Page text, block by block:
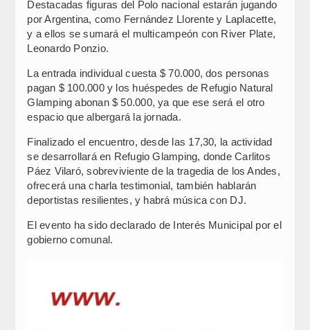
Destacadas figuras del Polo nacional estarán jugando
por Argentina, como Fernández Llorente y Laplacette,
y a ellos se sumará el multicampeón con River Plate,
Leonardo Ponzio.
La entrada individual cuesta $ 70.000, dos personas
pagan $ 100.000 y los huéspedes de Refugio Natural
Glamping abonan $ 50.000, ya que ese será el otro
espacio que albergará la jornada.
Finalizado el encuentro, desde las 17,30, la actividad
se desarrollará en Refugio Glamping, donde Carlitos
Páez Vilaró, sobreviviente de la tragedia de los Andes,
ofrecerá una charla testimonial, también hablarán
deportistas resilientes, y habrá música con DJ.
El evento ha sido declarado de Interés Municipal por el
gobierno comunal.